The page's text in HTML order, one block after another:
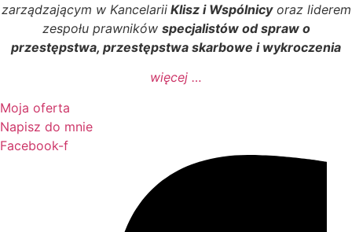
zarządzającym w KancelariiKlisz i Wspólnicyoraz liderem
zespołu prawników specjalistów od spraw o
przestępstwa, przestępstwa skarbowe i wykroczenia
więcej …
Moja oferta
Napisz do mnie
Facebook-f